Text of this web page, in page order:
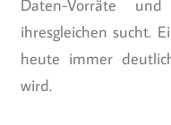
Daten-Vorräte
ihresgleichen sucht.
heute immer
wird.